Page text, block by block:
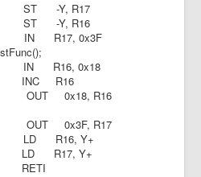
ST -Y, R17
ST -Y, R16
IN R17, 0x3F
IN R16, 0x18
INC R16
OUT 0x18, R16
OUT 0x3F, R17
LD R16, Y+
LD R17, Y+
RETI